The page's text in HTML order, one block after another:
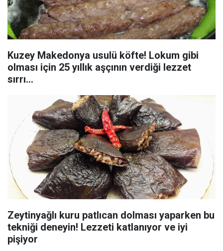
Kuzey Makedonya usulü köfte! Lokum gibi
olması için 25 yıllık aşçının verdiği lezzet
sırrı...
Zeytinyağlı kuru patlıcan dolması yaparken bu
tekniği deneyin! Lezzeti katlanıyor ve iyi
pişiyor